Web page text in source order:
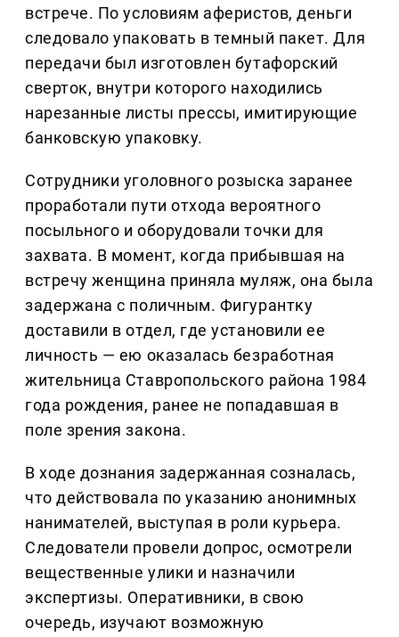
встрече. По условиям аферистов, деньги
следовало упаковать в темный пакет. Для
передачи был изготовлен бутафорский
сверток, внутри которого находились
нарезанные листы прессы, имитирующие
банковскую упаковку.
Сотрудники уголовного розыска заранее
проработали пути отхода вероятного
посыльного и оборудовали точки для
захвата. В момент, когда прибывшая на
встречу женщина приняла муляж, она была
задержана с поличным. Фигурантку
доставили в отдел, где установили ее
личность — ею оказалась безработная
жительница Ставропольского района 1984
года рождения, ранее не попадавшая в
поле зрения закона.
В ходе дознания задержанная созналась,
что действовала по указанию анонимных
нанимателей, выступая в роли курьера.
Следователи провели допрос, осмотрели
вещественные улики и назначили
экспертизы. Оперативники, в свою
очередь, изучают возможную